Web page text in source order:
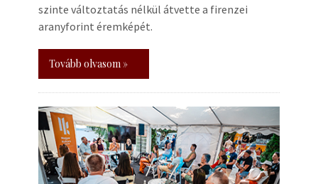
szinte változtatás nélkül átvette a firenzei
aranyforint éremképét.
Tovább olvasom »